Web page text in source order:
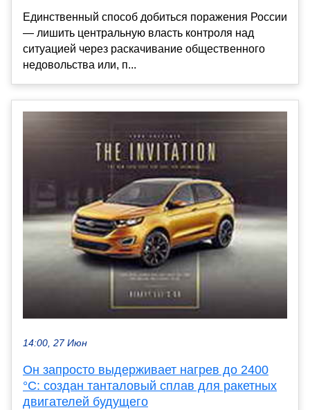
Единственный способ добиться поражения России
— лишить центральную власть контроля над
ситуацией через раскачивание общественного
недовольства или, п...
14:00, 27 Июн
Он запросто выдерживает нагрев до 2400
°C: создан танталовый сплав для ракетных
двигателей будущего